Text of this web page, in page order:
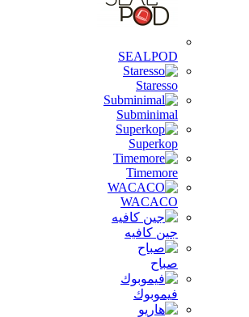
SEALPOD
Staresso
Subminimal
Superkop
Timemore
WACACO
جين كافيه
صباح
فيموبوك